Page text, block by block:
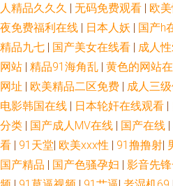
人精品久久久 | 无码免费观看 | 欧
夜免费福利在线 | 日本人妖 | 国产h
精品九七 | 国产美女在线看 | 成人
网站 | 精品91海角乱 | 黄色的网站
网址 | 欧美精品二区免费 | 成人三
电影韩国在线 | 日本轮奸在线观看 |
分类 | 国产成人MV在线 | 国产在线 |
看 | 91天堂| 欧美xxx性 | 91撸撸射|
国产精品 | 国产色骚孕妇 | 影音先